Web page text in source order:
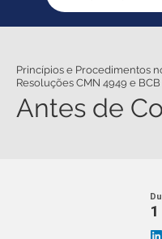
Princípios e Procedimentos
Resoluções CMN 4949 e BCB
Antes de